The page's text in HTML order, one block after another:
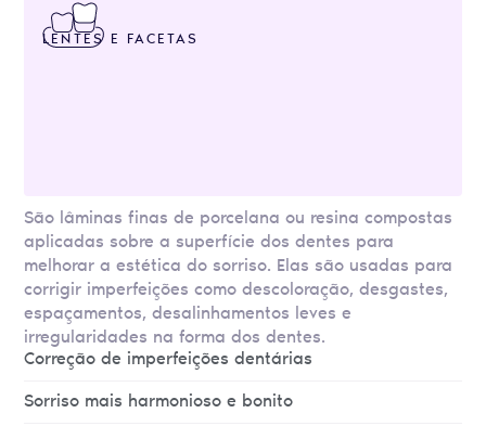
LENTES E FACETAS
São lâminas finas de porcelana ou resina compostas
aplicadas sobre a superfície dos dentes para
melhorar a estética do sorriso. Elas são usadas para
corrigir imperfeições como descoloração, desgastes,
espaçamentos, desalinhamentos leves e
irregularidades na forma dos dentes.
Correção de imperfeições dentárias
Sorriso mais harmonioso e bonito